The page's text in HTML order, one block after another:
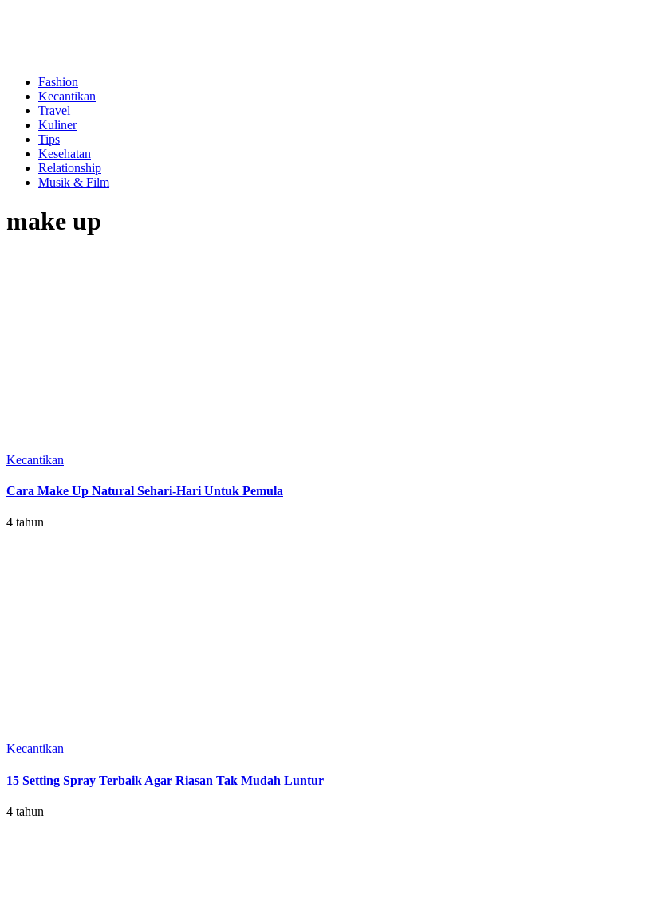
Fashion
Kecantikan
Travel
Kuliner
Tips
Kesehatan
Relationship
Musik & Film
make up
Kecantikan
Cara Make Up Natural Sehari-Hari Untuk Pemula
4 tahun
Kecantikan
15 Setting Spray Terbaik Agar Riasan Tak Mudah Luntur
4 tahun